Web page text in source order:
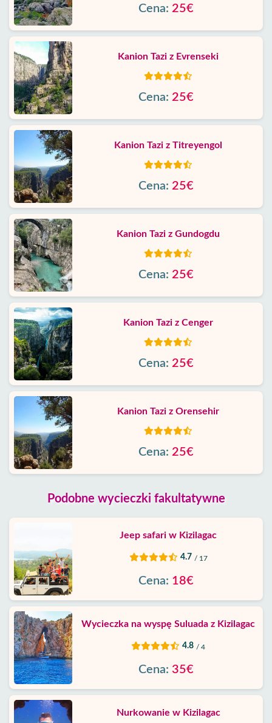
Cena: 25€
Kanion Tazi z Evrenseki
Cena: 25€
Kanion Tazi z Titreyengol
Cena: 25€
Kanion Tazi z Gundogdu
Cena: 25€
Kanion Tazi z Cenger
Cena: 25€
Kanion Tazi z Orensehir
Cena: 25€
Podobne wycieczki fakultatywne
Jeep safari w Kizilagac
4.7 / 17
Cena: 18€
Wycieczka na wyspę Suluada z Kizilagac
4.8 / 4
Cena: 35€
Nurkowanie w Kizilagac